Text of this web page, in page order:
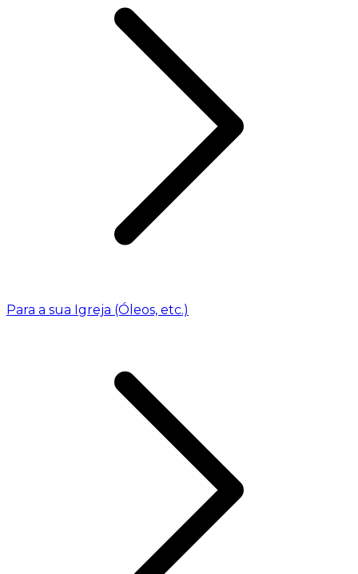
Para a sua Igreja (Óleos, etc.)